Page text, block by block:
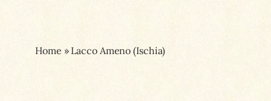
Home » Lacco Ameno (Ischia)